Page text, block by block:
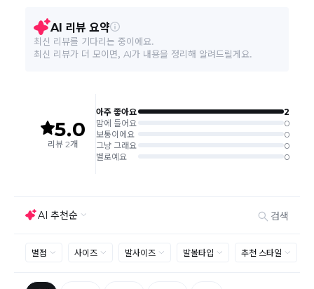
주문완료 후 재고 부족 등으로 인해 주문 취소 처리가 될
수도 있는 점 양해 부탁드립니다.
주문상태가 상품준비중인 경우 취소신청이 불가능합니
반품/교환은 미사용 제품에 한해 배송완료 후 7일 이내입
니다.
임의반품은 불가하오니 반드시 고객센터나 ＂마이바바
> 주문취소/교환/반품 신청"을 통해서 신청접수를 하시
기 바랍니다.
보증서, 상품 부자재가 제거 혹은 분실된 경우